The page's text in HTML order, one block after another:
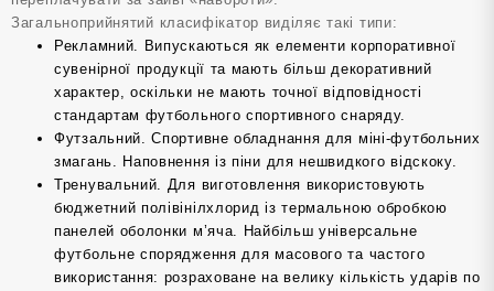
Загальноприйнятий класифікатор виділяє такі типи:
Рекламний. Випускаються як елементи корпоративної
сувенірної продукції та мають більш декоративний
характер, оскільки не мають точної відповідності
стандартам футбольного спортивного снаряду.
Футзальний. Спортивне обладнання для міні-футбольних
змагань. Наповнення із піни для нешвидкого відскоку.
Тренувальний. Для виготовлення використовують
бюджетний полівінілхлорид із термальною обробкою
панелей оболонки м’яча. Найбільш універсальне
футбольне спорядження для масового та частого
використання: розраховане на велику кількість ударів по